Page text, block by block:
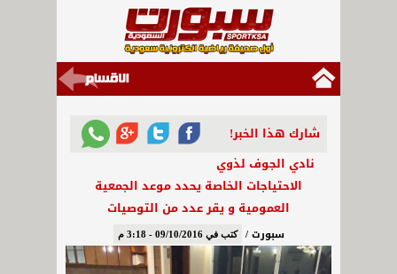
شارك هذا الخبر!
نادي الجوف لذوي
الاحتياجات الخاصة يحدد موعد الجمعية
العمومية و يقر عدد من التوصيات
سبورت / كتب في 09/10/2016 - 3:18 م